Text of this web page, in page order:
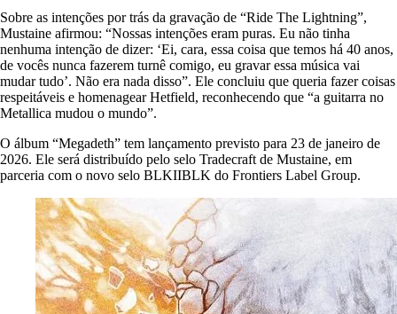
Sobre as intenções por trás da gravação de “Ride The Lightning”,
Mustaine afirmou: “Nossas intenções eram puras. Eu não tinha
nenhuma intenção de dizer: ‘Ei, cara, essa coisa que temos há 40 anos,
de vocês nunca fazerem turnê comigo, eu gravar essa música vai
mudar tudo’. Não era nada disso”. Ele concluiu que queria fazer coisas
respeitáveis e homenagear Hetfield, reconhecendo que “a guitarra no
Metallica mudou o mundo”.
O álbum “Megadeth” tem lançamento previsto para 23 de janeiro de
2026. Ele será distribuído pelo selo Tradecraft de Mustaine, em
parceria com o novo selo BLKIIBLK do Frontiers Label Group.